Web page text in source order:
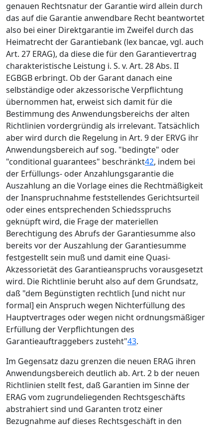
genauen Rechtsnatur der Garantie wird allein durch
das auf die Garantie anwendbare Recht beantwortet
also bei einer Direktgarantie im Zweifel durch das
Heimatrecht der Garantiebank (lex bancae, vgl. auch
Art. 27 ERAG), da diese die für den Garantievertrag
charakteristische Leistung i. S. v. Art. 28 Abs. II
EGBGB erbringt. Ob der Garant danach eine
selbständige oder akzessorische Verpflichtung
übernommen hat, erweist sich damit für die
Bestimmung des Anwendungsbereichs der alten
Richtlinien vordergründig als irrelevant. Tatsächlich
aber wird durch die Regelung in Art. 9 der ERVG ihr
Anwendungsbereich auf sog. "bedingte" oder
"conditional guarantees" beschränkt42, indem bei
der Erfüllungs- oder Anzahlungsgarantie die
Auszahlung an die Vorlage eines die Rechtmäßigkeit
der Inanspruchnahme feststellendes Gerichtsurteil
oder eines entsprechenden Schiedsspruchs
geknüpft wird, die Frage der materiellen
Berechtigung des Abrufs der Garantiesumme also
bereits vor der Auszahlung der Garantiesumme
festgestellt sein muß und damit eine Quasi-
Akzessorietät des Garantieanspruchs vorausgesetzt
wird. Die Richtlinie beruht also auf dem Grundsatz,
daß "dem Begünstigten rechtlich [und nicht nur
formal] ein Anspruch wegen Nichterfüllung des
Hauptvertrages oder wegen nicht ordnungsmäßiger
Erfüllung der Verpflichtungen des
Garantieauftraggebers zusteht"43.
Im Gegensatz dazu grenzen die neuen ERAG ihren
Anwendungsbereich deutlich ab. Art. 2 b der neuen
Richtlinien stellt fest, daß Garantien im Sinne der
ERAG vom zugrundeliegenden Rechtsgeschäfts
abstrahiert sind und Garanten trotz einer
Bezugnahme auf dieses Rechtsgeschäft in den